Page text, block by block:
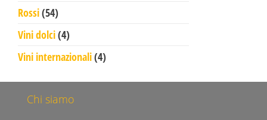
Rossi 5454 prodotti
Vini dolci 44 prodotti
Vini internazionali 44 prodotti
Chi siamo